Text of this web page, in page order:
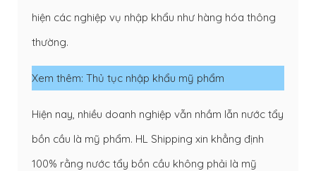
hiện các nghiệp vụ nhập khẩu như hàng hóa thông
thường.
Xem thêm: Thủ tục nhập khẩu mỹ phẩm
Hiện nay, nhiều doanh nghiệp vẫn nhầm lẫn nước tẩy
bồn cầu là mỹ phẩm. HL Shipping xin khẳng định
100% rằng nước tẩy bồn cầu không phải là mỹ